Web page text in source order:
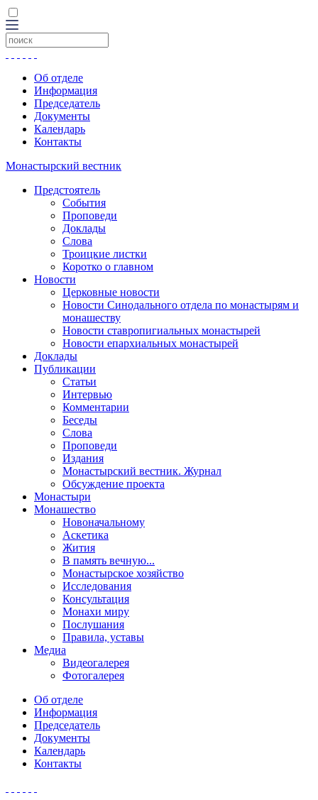
Об отделе
Информация
Председатель
Документы
Календарь
Контакты
Монастырский вестник
Предстоятель
События
Проповеди
Доклады
Слова
Троицкие листки
Коротко о главном
Новости
Церковные новости
Новости Синодального отдела по монастырям и
монашеству
Новости ставропигиальных монастырей
Новости епархиальных монастырей
Доклады
Публикации
Статьи
Интервью
Комментарии
Беседы
Слова
Проповеди
Издания
Монастырский вестник. Журнал
Обсуждение проекта
Монастыри
Монашество
Новоначальному
Аскетика
Жития
В память вечную...
Монастырское хозяйство
Исследования
Консультация
Монахи миру
Послушания
Правила, уставы
Медиа
Видеогалерея
Фотогалерея
Об отделе
Информация
Председатель
Документы
Календарь
Контакты